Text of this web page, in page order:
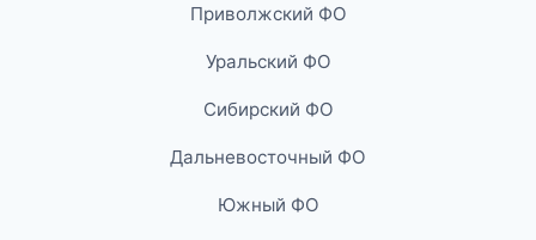
Приволжский ФО
Уральский ФО
Сибирский ФО
Дальневосточный ФО
Южный ФО